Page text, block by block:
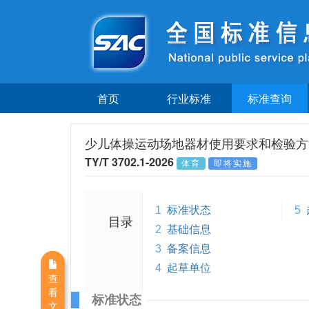
首页 行业标准 标准查询
查
看
文
少儿体操运动场地器材使用要求和检验
TY/T 3702.1-2026 体育 即将实施
目录
1 标准状态
2 基础信息
3 备案信息
4 起草单位
5
标准状态